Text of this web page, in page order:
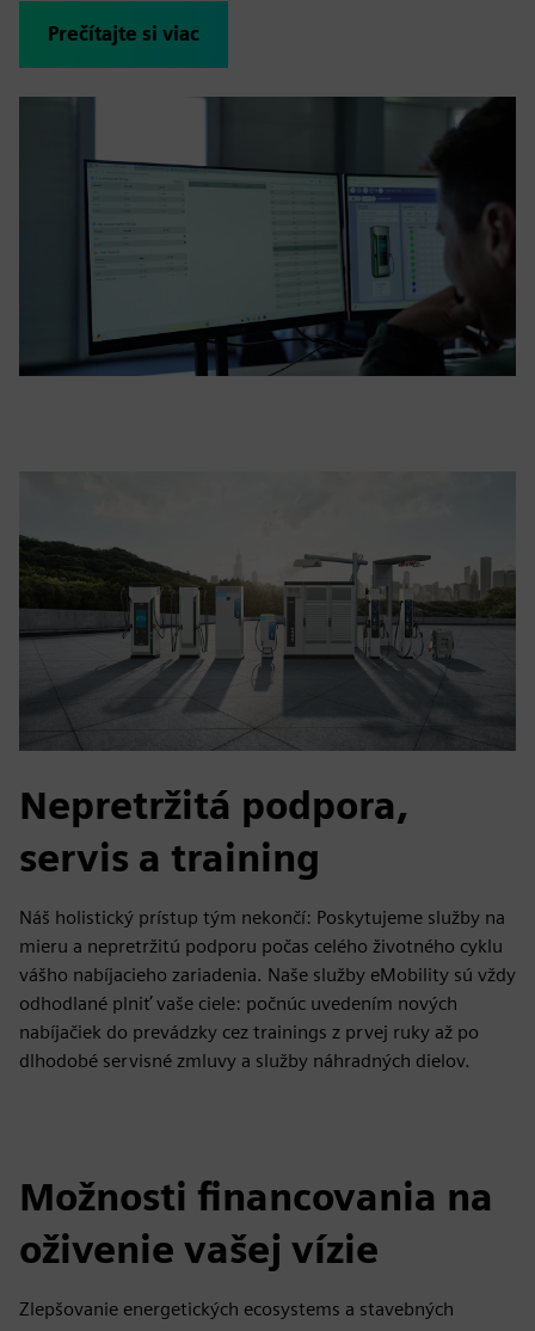
Prečítajte si viac
Nepretržitá podpora,
servis a training
Náš holistický prístup tým nekončí: Poskytujeme služby na
mieru a nepretržitú podporu počas celého životného cyklu
vášho nabíjacieho zariadenia. Naše služby eMobility sú vždy
odhodlané plniť vaše ciele: počnúc uvedením nových
nabíjačiek do prevádzky cez trainings z prvej ruky až po
dlhodobé servisné zmluvy a služby náhradných dielov.
Možnosti financovania na
oživenie vašej vízie
Zlepšovanie energetických ecosystems a stavebných